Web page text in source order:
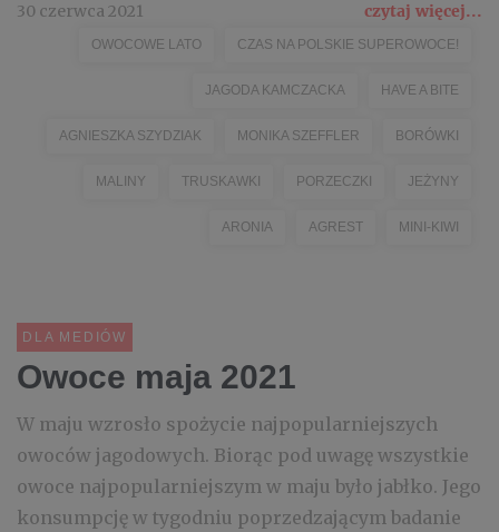
30 czerwca 2021 czytaj więcej...
OWOCOWE LATO CZAS NA POLSKIE SUPEROWOCE!
JAGODA KAMCZACKA HAVE A BITE
AGNIESZKA SZYDZIAK MONIKA SZEFFLER BORÓWKI
MALINY TRUSKAWKI PORZECZKI JEŻYNY
ARONIA AGREST MINI-KIWI
DLA MEDIÓW
Owoce maja 2021
W maju wzrosło spożycie najpopularniejszych
owoców jagodowych. Biorąc pod uwagę wszystkie
owoce najpopularniejszym w maju było jabłko. Jego
konsumpcję w tygodniu poprzedzającym badanie